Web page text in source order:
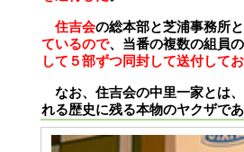
住吉会の総本部と芝浦事務所
ているので、当番の複数の組員
して５部ずつ同封して送付して
なお、住吉会の中里一家とは
れる歴史に残る本物のヤクザで